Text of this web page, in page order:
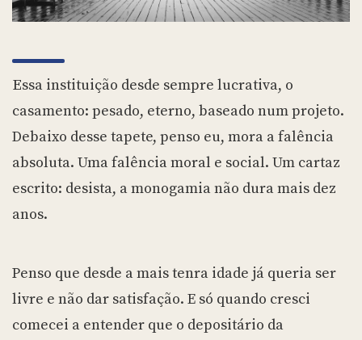
Essa instituição desde sempre lucrativa, o
casamento: pesado, eterno, baseado num projeto.
Debaixo desse tapete, penso eu, mora a falência
absoluta. Uma falência moral e social. Um cartaz
escrito: desista, a monogamia não dura mais dez
anos.
Penso que desde a mais tenra idade já queria ser
livre e não dar satisfação. E só quando cresci
comecei a entender que o depositário da